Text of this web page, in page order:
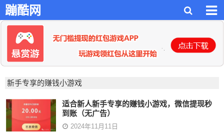
蹦酷网
新手专享的赚钱小游戏
适合新人新手专享的赚钱小游戏，微信提现秒
到账（无广告）
2024年11月11日